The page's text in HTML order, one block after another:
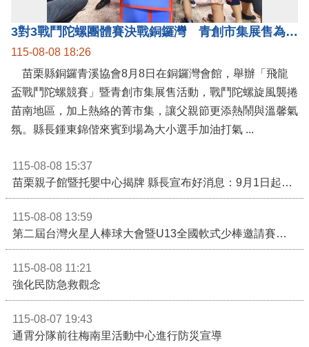
3對3戰鬥陀螺團體賽決戰銅鑼灣 青創市集展售為父親節增添繽紛
115-08-08 18:26
苗栗縣銅鑼青溪協會8月8日在銅鑼灣會館，舉辦「飛龍
盃戰鬥陀螺競賽」暨青創市集展售活動，戰鬥陀螺旋風襲捲
苗南地區，加上熱絡的菁市集，讓父親節更添熱鬧與溫馨氣
氛。縣長鍾東錦偕來賓到場為大小選手加油打氣 ...
115-08-08 15:37
苗栗親子館暨托嬰中心揭牌 縣長宣布好消息：9月1日起調降臨時托嬰費用
115-08-08 13:59
第二屆台灣火星人棒球大會暨U13全國軟式少棒邀請賽在苗栗舉辦
115-08-08 11:21
強化民防急救觀念
115-08-07 19:43
通霄分隊前往梅南里活動中心進行防災宣導